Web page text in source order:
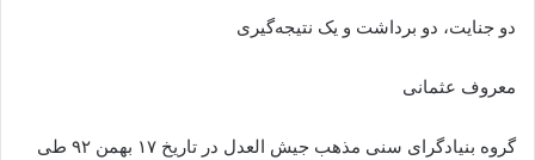
دو جنایت، دو برداشت و یک نتیجه‌گیری
معروف عثمانی
گروه بنیادگرای سنی مذهب جیش العدل در تاریخ ۱۷ بهمن ۹۲ طی